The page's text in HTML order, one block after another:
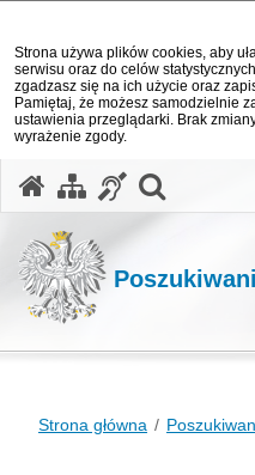
Strona używa plików cookies, aby
serwisu oraz do celów
zgadzasz się na ich użycie oraz
Pamiętaj, że możesz samodzielnie
ustawienia przeglądarki. Brak
wyrażenie zgody.
Poszukiwani
Strona główna